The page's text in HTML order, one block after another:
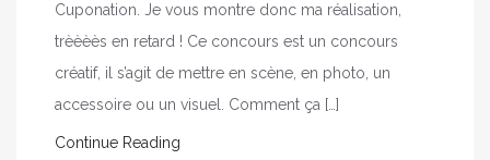
Cuponation. Je vous montre donc ma réalisation,
trèèèès en retard ! Ce concours est un concours
créatif, il s’agit de mettre en scène, en photo, un
accessoire ou un visuel. Comment ça […]
Continue Reading